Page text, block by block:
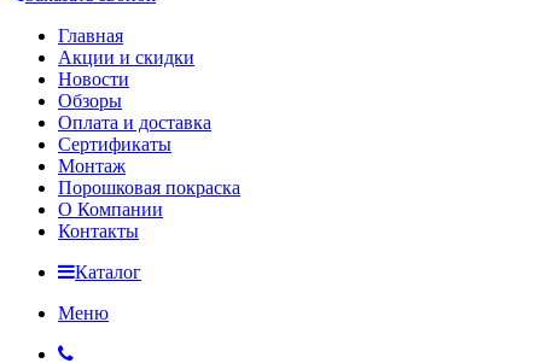
Главная
Акции и скидки
Новости
Обзоры
Оплата и доставка
Сертификаты
Монтаж
Порошковая покраска
О Компании
Контакты
Каталог
Меню